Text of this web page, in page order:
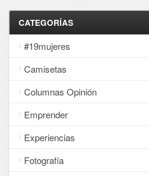
CATEGORÍAS
#19mujeres
Camisetas
Columnas Opinión
Emprender
Experiencias
Fotografía